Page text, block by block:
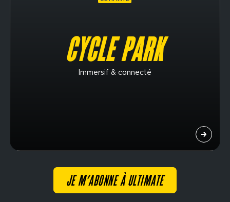
CYCLE PARK
Immersif & connecté
JE M’ABONNE À ULTIMATE